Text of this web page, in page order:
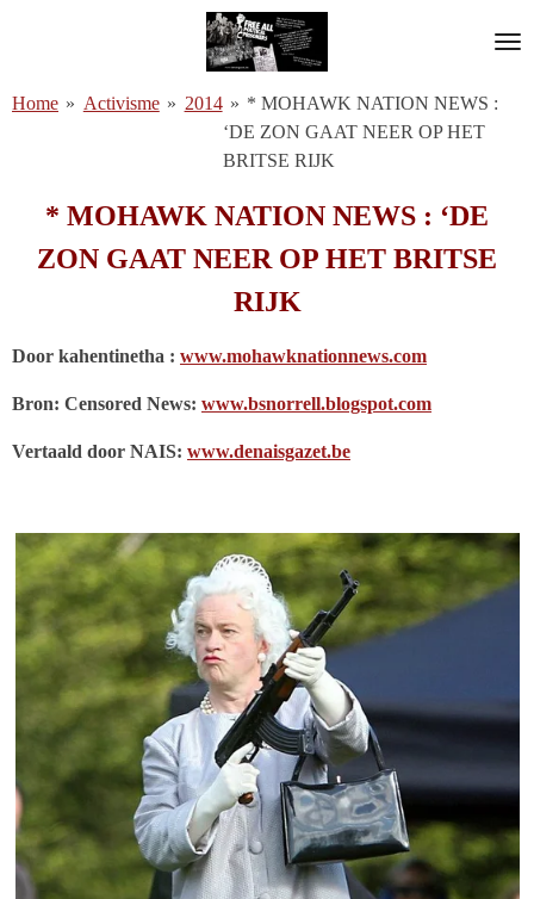
de
Home » Activisme » 2014 » * MOHAWK NATION NEWS :
‘DE ZON GAAT NEER OP HET
BRITSE RIJK
* MOHAWK NATION NEWS : ‘DE
ZON GAAT NEER OP HET BRITSE
RIJK
Door kahentinetha : www.mohawknationnews.com
Bron: Censored News: www.bsnorrell.blogspot.com
Vertaald door NAIS: www.denaisgazet.be